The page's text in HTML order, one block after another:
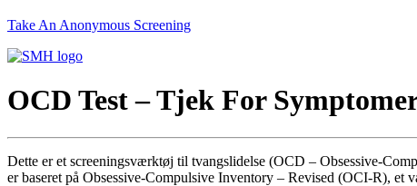
Take An Anonymous Screening
OCD Test – Tjek For
Dette er et screeningsværktøj til tvangslidelse (OCD – Obsessive-
er baseret på Obsessive-Compulsive Inventory – Revised (OCI-R),